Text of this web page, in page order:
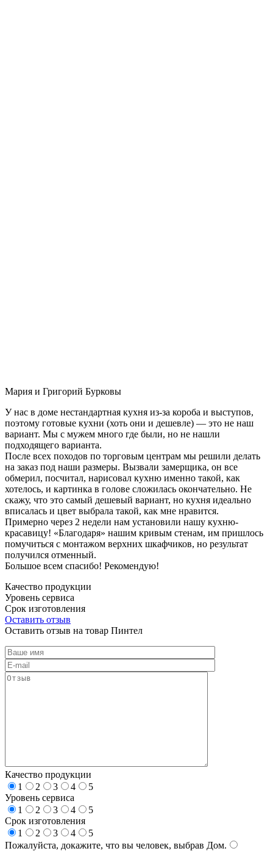
Мария и Григорий Бурковы
У нас в доме нестандартная кухня из-за короба и выступов,
поэтому готовые кухни (хоть они и дешевле) — это не наш
вариант. Мы с мужем много где были, но не нашли
подходящего варианта.
После всех походов по торговым центрам мы решили делать
на заказ под наши размеры. Вызвали замерщика, он все
обмерил, посчитал, нарисовал кухню именно такой, как
хотелось, и картинка в голове сложилась окончательно. Не
скажу, что это самый дешевый вариант, но кухня идеально
вписалась и цвет выбрала такой, как мне нравится.
Примерно через 2 недели нам установили нашу кухню-
красавицу! «Благодаря» нашим кривым стенам, им пришлось
помучиться с монтажом верхних шкафчиков, но результат
получился отменный.
Большое всем спасибо! Рекомендую!
Качество продукции
Уровень сервиса
Срок изготовления
Оставить отзыв
Оставить отзыв на товар Пинтел
Качество продукции
1
2 3 4
5
Уровень сервиса
1
2 3 4
5
Срок изготовления
1
2 3 4
5
Пожалуйста, докажите, что вы человек, выбрав Дом.